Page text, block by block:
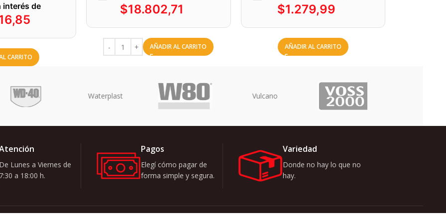
interés de
CARRITO
$18.802,71
AÑADIR AL CARRITO
$1.279,99
AÑADIR AL CARRITO
Uriarte
De Lunes a Viernes de
7:30 a 18:00 h.
Pagos
Elegí cómo pagar de
forma simple y segura.
Variedad
Donde no hay lo que no
hay.